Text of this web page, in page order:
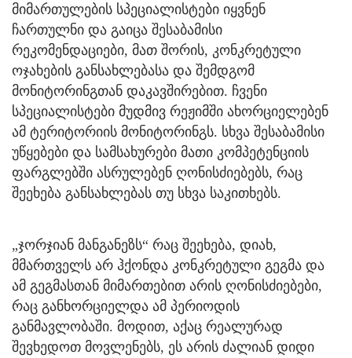
მიმართულების სპეციალისტები იყვნენ
ჩართულნი და გაიცა შესაბამისი
რეკომენდაციები, მათ შორის, კონკრეტული
ოჯახების განსახლებასა და შემდგომ
მონიტორინგთან დაკავშირებით. ჩვენი
სპეციალისტები მუდმივ რეჟიმში ახორციელებენ
ამ ტერიტორიის მონიტორინგს. სხვა შესაბამისი
უწყებები და სამსახურები მათი კომპეტენციის
ფარგლებში ასრულებენ ღონისძიებებს, რაც
შეეხება განსახლებას თუ სხვა საკითხებს.
„ჯორჯიან მანგანეზს“ რაც შეეხება, დიახ,
მმართველს არ ჰქონდა კონკრეტული გეგმა და
ამ გეგმასთან მიმართებით არის ღონისძიებები,
რაც განხორციელდა ამ პერიოდის
განმავლობაში. მოდით, აქაც რეალურად
შევხედოთ მოვლენებს, ეს არის ძალიან დიდი